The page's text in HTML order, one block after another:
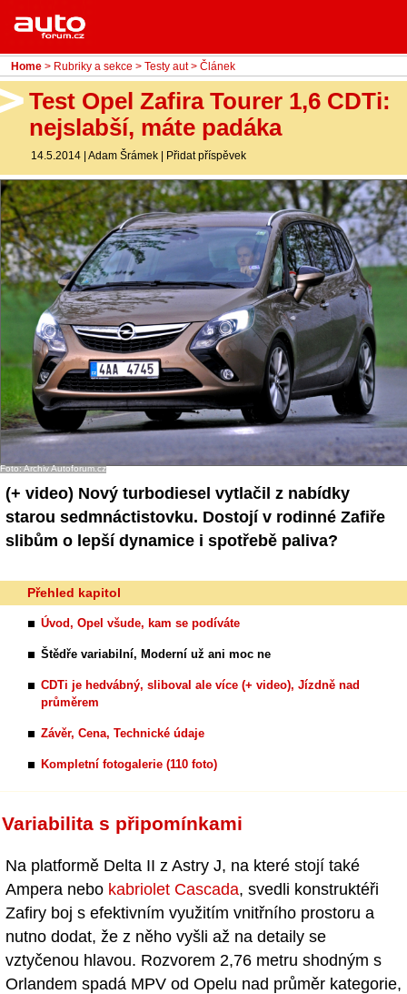
Home
Rubriky
- Testy aut
- Jízdní dojmy a další testy
- Představení
- Fascinace a historie
- Život řidiče
- Tuning
- Technika
- Zajímavosti
- Ostatní
Diskuzní fórum
Sledujte nás!
Home > Rubriky a sekce > Testy aut> Článek
Test Opel Zafira Tourer 1,6 CDTi:
nejslabší, máte padáka
14.5.2014 | Adam Šrámek | Přidat příspěvek
Foto: Archiv Autoforum.cz
(+ video) Nový turbodiesel vytlačil z nabídky
starou sedmnáctistovku. Dostojí v rodinné Zafiře
slibům o lepší dynamice i spotřebě paliva?
Přehled kapitol
Úvod, Opel všude, kam se podíváte
Štědře variabilní, Moderní už ani moc ne
CDTi je hedvábný, sliboval ale více (+ video), Jízdně nad
průměrem
Závěr, Cena, Technické údaje
Kompletní fotogalerie (110 foto)
Variabilita s připomínkami
Na platformě Delta II z Astry J, na které stojí také
Ampera nebo kabriolet Cascada, svedli konstruktéři
Zafiry boj s efektivním využitím vnitřního prostoru a
nutno dodat, že z něho vyšli až na detaily se
vztyčenou hlavou. Rozvorem 2,76 metru shodným s
Orlandem spadá MPV od Opelu nad průměr kategorie,